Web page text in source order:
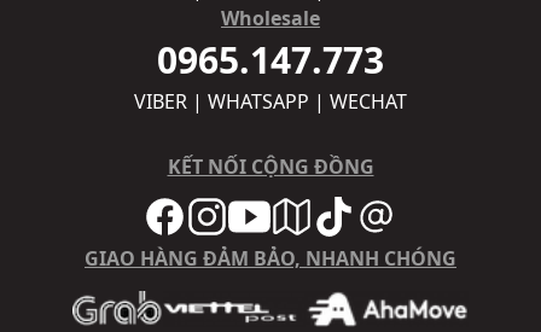
Wholesale
0965.147.773
VIBER | WHATSAPP | WECHAT
KẾT NỐI CỘNG ĐỒNG
GIAO HÀNG ĐẢM BẢO, NHANH CHÓNG